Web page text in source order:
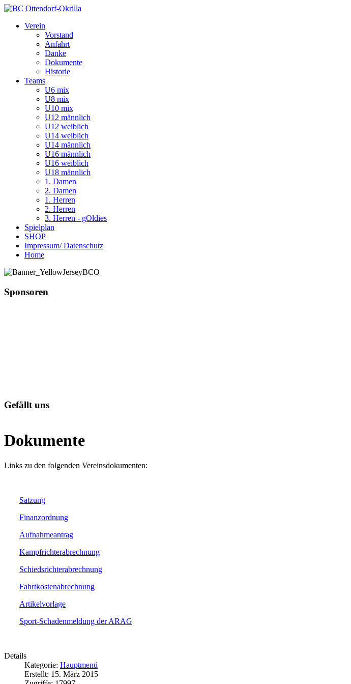
Verein
Vorstand
Anfahrt
Danke
Dokumente
Historie
Teams
U6 mix
U8 mix
U10 mix
U12 männlich
U12 weiblich
U14 weiblich
U14 männlich
U16 männlich
U16 weiblich
U18 männlich
1. Damen
2. Damen
1. Herren
2. Herren
3. Herren - gOldies
Spielplan
SHOP
Impressum/ Datenschutz
Home
Sponsoren
Gefällt uns
Dokumente
Links zu den folgenden Vereinsdokumenten:
Satzung
Finanzordnung
Aufnahmeantrag
Kampfrichterabrechnung
Schiedsrichterabrechnung
Fahrtkostenabrechnung
Artikelvorlage
Sport-Schadenmeldung der ARAG
Details
Kategorie: Hauptmenü
Erstellt: 15. März 2015